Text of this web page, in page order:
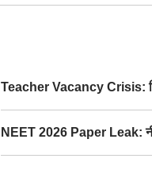
Teacher Vacancy Crisis:
NEET 2026 Paper Leak: